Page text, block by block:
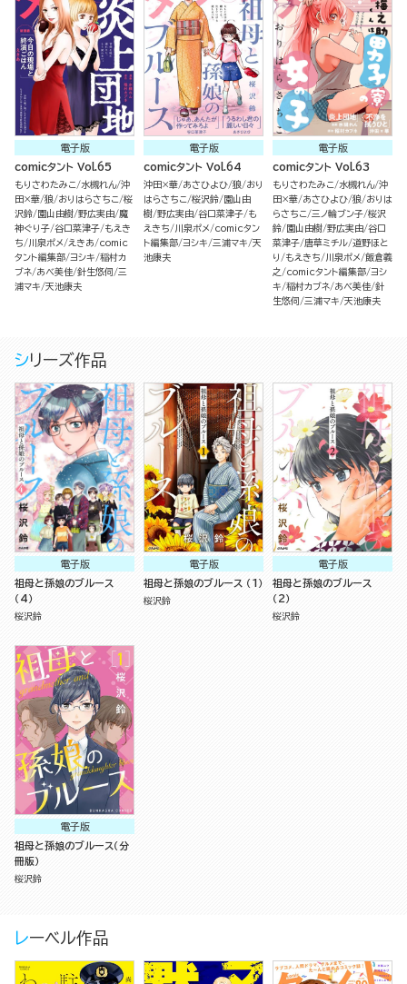
電子版
comicタント Vol.65
もりさわたみこ 水槻れん 沖
田×華 狼 おりはらさちこ 桜
沢鈴 園山由樹 野広実由 魔
神ぐり子 谷口菜津子 もえき
ち
川泉ポメ えきあ
comic
タント編集部 ヨシキ 稲村カ
ブネ あべ美佳 針生悠伺 三
浦マキ 天池康夫
電子版
comicタント Vol.64
沖田×華 あさひよひ 狼 おり
はらさちこ 桜沢鈴 園山由
樹 野広実由 谷口菜津子 も
えきち
川泉ポメ
comicタン
ト編集部 ヨシキ 三浦マキ 天
池康夫
電子版
comicタント Vol.63
もりさわたみこ 水槻れん 沖
田×華 あさひよひ 狼 おりは
らさちこ 三ノ輪ブン子 桜沢
鈴 園山由樹 野広実由 谷口
菜津子 唐草ミチル 道野ほと
り
もえきち 川泉ポメ 飯倉義
之
comicタント編集部 ヨシ
キ 稲村カブネ あべ美佳 針
生悠伺 三浦マキ 天池康夫
シリーズ作品
電子版
祖母と孫娘のブルース
（4）
桜沢鈴
電子版
祖母と孫娘のブルース （1）
桜沢鈴
電子版
祖母と孫娘のブルース
（2）
桜沢鈴
電子版
祖母と孫娘のブルース（分
冊版）
桜沢鈴
レーベル作品